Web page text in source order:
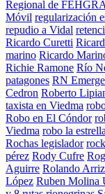
Regional de
Móvil regularización
repudio a Vidal
Ricardo Curetti
marino Ricardo
Richie Ramone Río
patagones RN
Cedron Roberto
taxista en Viedma
Robo en El Cóndor
Viedma robo la estrella
Rochas legislador rock
pérez Rody Cufre
Aguirre Rolando
López Ruben Molina